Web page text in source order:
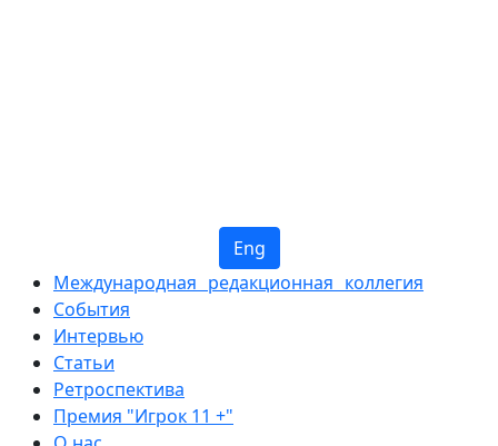
Eng
Международная редакционная коллегия
События
Интервью
Статьи
Ретроспектива
Премия "Игрок 11 +"